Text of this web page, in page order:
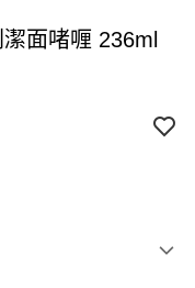
刺潔面啫喱 236ml